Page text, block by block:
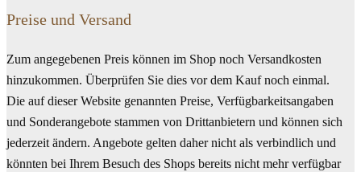
Preise und Versand
Zum angegebenen Preis können im Shop noch Versandkosten
hinzukommen. Überprüfen Sie dies vor dem Kauf noch einmal.
Die auf dieser Website genannten Preise, Verfügbarkeitsangaben
und Sonderangebote stammen von Drittanbietern und können sich
jederzeit ändern. Angebote gelten daher nicht als verbindlich und
könnten bei Ihrem Besuch des Shops bereits nicht mehr verfügbar